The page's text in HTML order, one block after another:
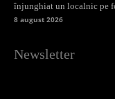
înjunghiat un localnic pe
8 august 2026
Newsletter